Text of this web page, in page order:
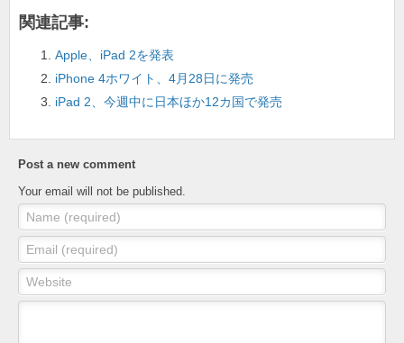
関連記事:
Apple、iPad 2を発表
iPhone 4ホワイト、4月28日に発売
iPad 2、今週中に日本ほか12カ国で発売
Post a new comment
Your email will not be published.
Name (required)
Email (required)
Website